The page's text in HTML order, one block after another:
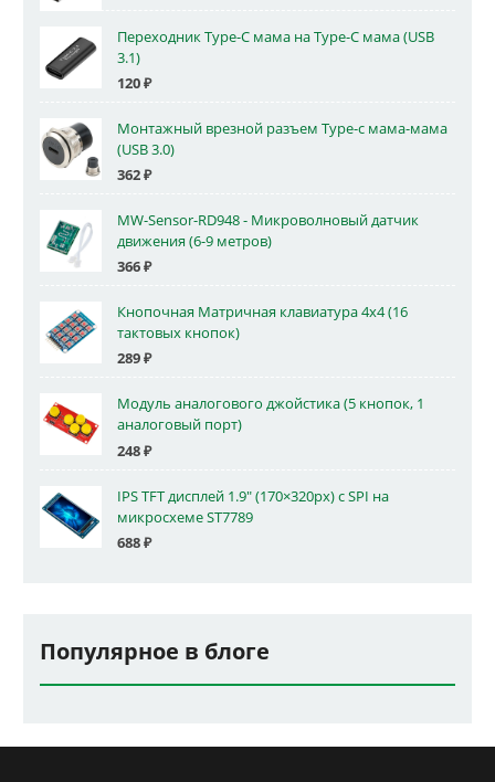
Переходник Type-C мама на Type-C мама (USB
3.1)
120₽
Монтажный врезной разъем Type-c мама-мама
(USB 3.0)
362₽
MW-Sensor-RD948 - Микроволновый датчик
движения (6-9 метров)
366₽
Кнопочная Матричная клавиатура 4x4 (16
тактовых кнопок)
289₽
Модуль аналогового джойстика (5 кнопок, 1
аналоговый порт)
248₽
IPS TFT дисплей 1.9" (170×320px) с SPI на
микросхеме ST7789
688₽
Популярное в блоге